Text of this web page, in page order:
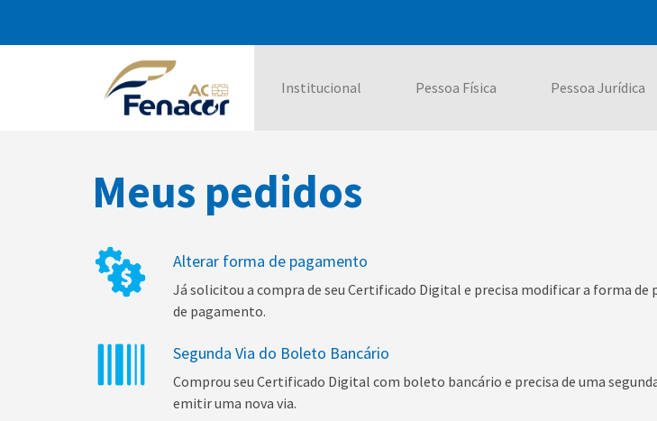
Institucional Pessoa Física Pessoa Jurídica
Meus pedidos
Alterar forma de pagamento
Já solicitou a compra de seu Certificado Digital e precisa modificar a forma
de pagamento.
Segunda Via do Boleto Bancário
Comprou seu Certificado Digital com boleto bancário e precisa de uma
emitir uma nova via.